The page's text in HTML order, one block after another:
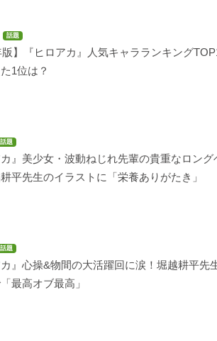
話題
版】『ヒロアカ』人気キャラランキング
1位は？
話題
カ』美少女・波動ねじれ先輩の貴重なロング
平先生のイラストに「栄養ありがたき」
話題
カ』心操&物間の大活躍回に涙！堀越耕平先
最高オブ最高」